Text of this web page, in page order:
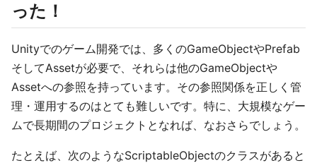
った！
Unityでのゲーム開発では、多くのGameObjectやPrefab
そしてAssetが必要で、それらは他のGameObjectや
Assetへの参照を持っています。その参照関係を正しく管
理・運用するのはとても難しいです。特に、大規模なゲー
ムで長期間のプロジェクトとなれば、なおさらでしょう。
たとえば、次のようなScriptableObjectのクラスがあると